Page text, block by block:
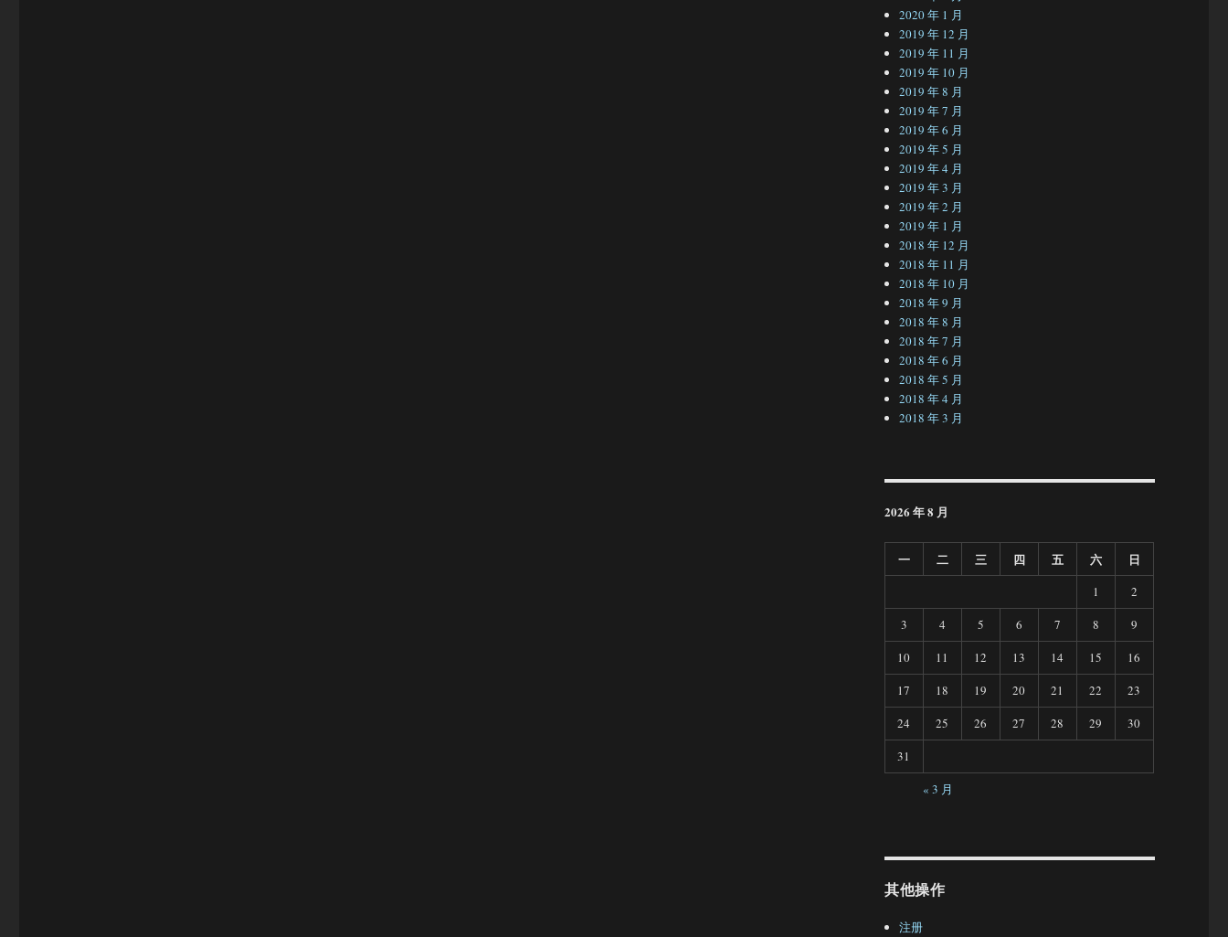
2020 年 1 月
2019 年 12 月
2019 年 11 月
2019 年 10 月
2019 年 8 月
2019 年 7 月
2019 年 6 月
2019 年 5 月
2019 年 4 月
2019 年 3 月
2019 年 2 月
2019 年 1 月
2018 年 12 月
2018 年 11 月
2018 年 10 月
2018 年 9 月
2018 年 8 月
2018 年 7 月
2018 年 6 月
2018 年 5 月
2018 年 4 月
2018 年 3 月
2026 年 8 月
一 二 三 四 五 六 日
1
2
3
4 5 6 7 8
9
10
11 12 13 14 15
16
17
18 19 20 21 22
23
24
25 26 27 28 29
30
31
« 3 月
其他操作
注册